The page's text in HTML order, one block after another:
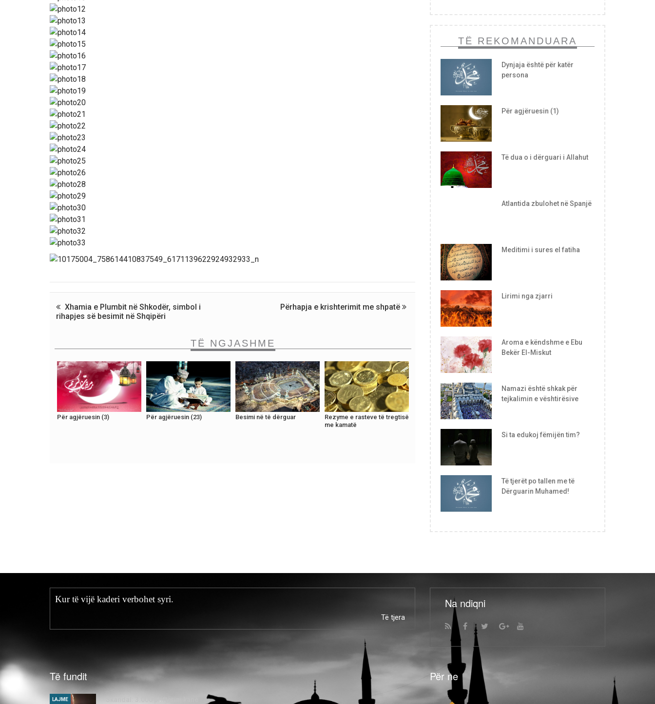
Xhamia e Plumbit në Shkodër, simbol i
rihapjes së besimit në Shqipëri
Përhapja e krishterimit me shpatë
TË NGJASHME
Për agjëruesin (3) Për agjëruesin (23) Besimi në të dërguar
Rezyme e rasteve të tregtisë
me kamatë
TË REKOMANDUARA
Dynjaja është për katër
persona
Për agjëruesin (1)
Të dua o i dërguari i Allahut
Atlantida zbulohet në Spanjë
Meditimi i sures el fatiha
Lirimi nga zjarri
Aroma e këndshme e Ebu
Bekër El-Miskut
Namazi është shkak për
tejkalimin e vështirësive
Si ta edukoj fëmijën tim?
Të tjerët po tallen me të
Dërguarin Muhamed!
Kur të vijë kaderi verbohet syri.
Të tjera
Na ndiqni
Të fundit
LAJME
Për ne